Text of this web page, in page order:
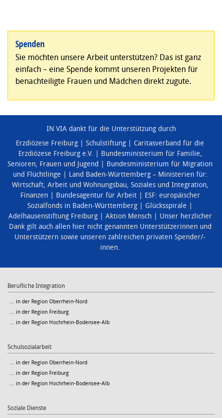
Spenden
Sie möchten unsere Arbeit unterstützen? Das ist ganz
einfach – eine Spende kommt unseren Projekten für
benachteiligte Frauen und Mädchen direkt zugute.
IN VIA dankt für die Unterstützung durch
Erzdiözese Freiburg
Schulstiftung
Caritasverband für die
Erzdiözese Freiburg e.V.
Bundesministerium für Familie,
Senioren, Frauen und Jugend
Bundesministerium für Migration
und Flüchtlinge
Land Baden-Württemberg – Ministerien für:
Wirtschaft, Arbeit und Wohnungsbau, Soziales und Integration,
Finanzen
Bundesagentur für Arbeit
ESF: europäischer
Sozialfonds in Baden-Württemberg
Glücksspirale
Adelhausenstiftung Freiburg
Aktion Mensch
Unser herzlicher
Dank gilt auch allen hier nicht genannten Unterstützerinnen und
Unterstützern sowie unseren zahlreichen privaten Spender/-
innen.
Berufliche Integration
… in der Region Oberrhein-Nord
… in der Region Freiburg
… in der Region Hochrhein-Bodensee-Alb
Schulsozialarbeit
… in der Region Oberrhein-Nord
… in der Region Freiburg
… in der Region Hochrhein-Bodensee-Alb
Soziale Dienste